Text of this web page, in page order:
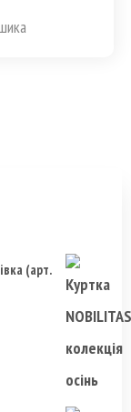
цена:
выбрать
странице
товара.
(арт.